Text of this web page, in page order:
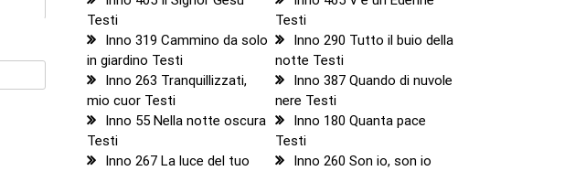
Testi
Testi
Inno 319 Cammino da solo
in giardino Testi
Inno 290 Tutto il buio della
notte Testi
Inno 263 Tranquillizzati,
mio cuor Testi
Inno 387 Quando di nuvole
nere Testi
Inno 55 Nella notte oscura
Testi
Inno 180 Quanta pace
Testi
Inno 267 La luce del tuo
Inno 260 Son io, son io